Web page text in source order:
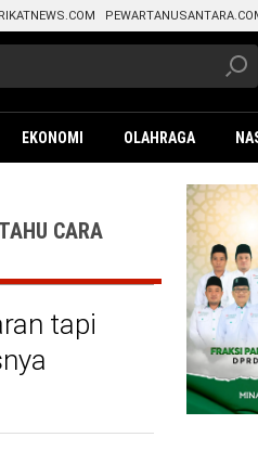
EKONOMI OLAHRAGA
CARA
tapi